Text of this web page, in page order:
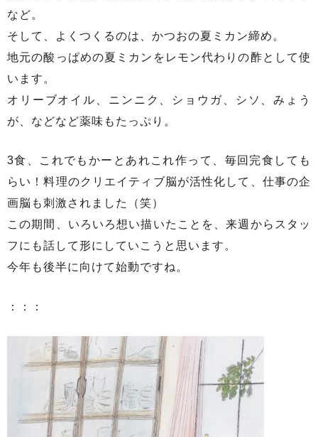
など。
そして、よくつくるのは、かつおの夏ミカン締め。
地元の酸っぱめの夏ミカンをレモン代わりの酢として使
います。
オリーブオイル、ニンニク、ショウガ、シソ、みょう
が、などなど薬味もたっぷり。
3食、これでもかーとあれこれ作って、毎回完食しても
らい！料理のクリエイティブ脳が活性化して、仕事の企
画脳も刺激されました（笑）
この期間、いろいろ想い描いたことを、来週からスタッ
フにも話して形にしていこうと思います。
今年も後半に向けて始動ですね。
：：：